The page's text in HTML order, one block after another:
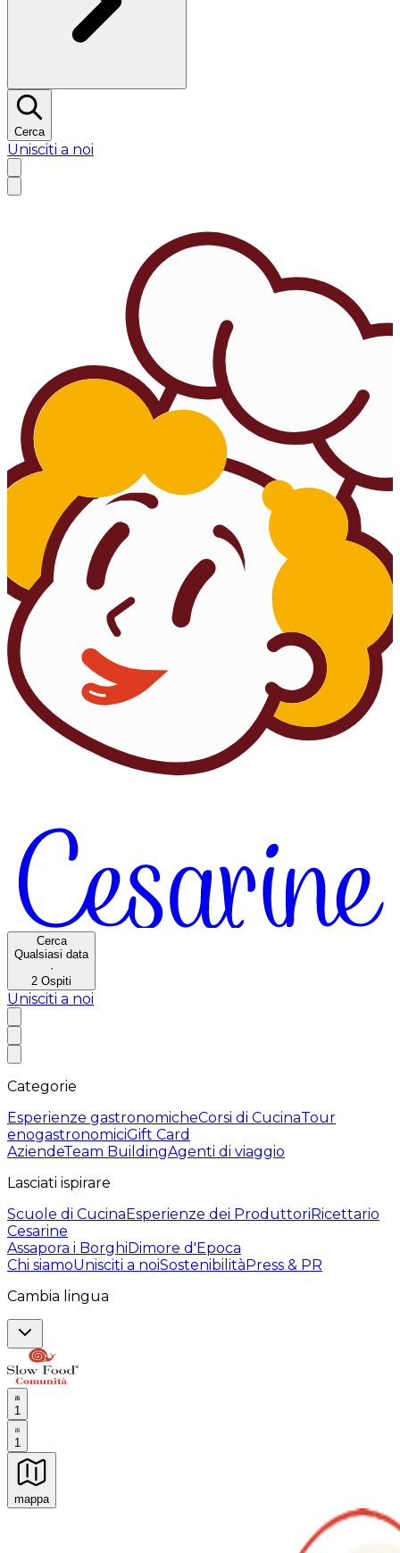
Cerca
Unisciti a noi
Cerca
Qualsiasi data
·
2 Ospiti
Unisciti a noi
Categorie
Esperienze gastronomicheCorsi di CucinaTour
enogastronomiciGift Card
AziendeTeam BuildingAgenti di viaggio
Lasciati ispirare
Scuole di CucinaEsperienze dei ProduttoriRicettario
Cesarine
Assapora i BorghiDimore d'Epoca
Chi siamoUnisciti a noiSostenibilitàPress & PR
Cambia lingua
1
1
mappa
Esperienze culinarie indimenticabili: Esperienze